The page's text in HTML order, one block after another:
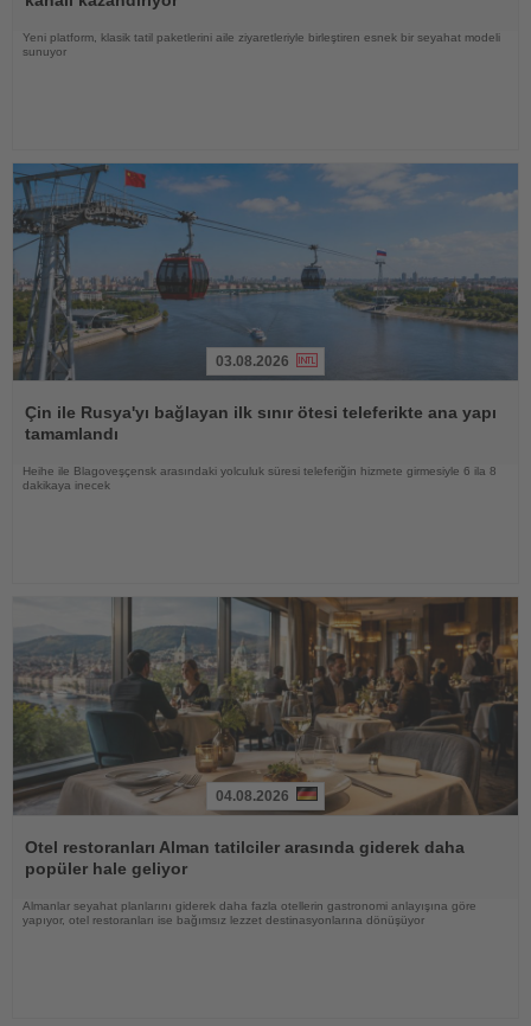
Yeni platform, klasik tatil paketlerini aile ziyaretleriyle birleştiren esnek bir seyahat modeli
sunuyor
Oku
03.08.2026
Çin ile Rusya'yı bağlayan ilk sınır ötesi teleferikte ana yapı
tamamlandı
Heihe ile Blagoveşçensk arasındaki yolculuk süresi teleferiğin hizmete girmesiyle 6 ila 8
dakikaya inecek
Oku
04.08.2026
Otel restoranları Alman tatilciler arasında giderek daha
popüler hale geliyor
Almanlar seyahat planlarını giderek daha fazla otellerin gastronomi anlayışına göre
yapıyor, otel restoranları ise bağımsız lezzet destinasyonlarına dönüşüyor